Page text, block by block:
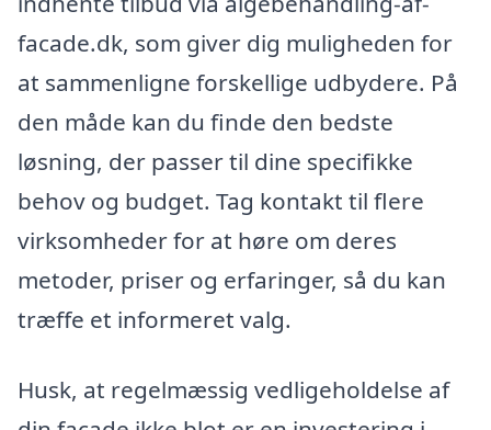
facade.dk, som giver dig muligheden for
at sammenligne forskellige udbydere. På
den måde kan du finde den bedste
løsning, der passer til dine specifikke
behov og budget. Tag kontakt til flere
virksomheder for at høre om deres
metoder, priser og erfaringer, så du kan
træffe et informeret valg.
Husk, at regelmæssig vedligeholdelse af